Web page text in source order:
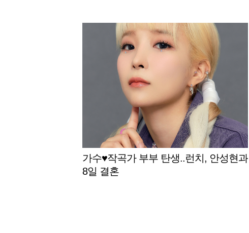
가수♥작곡가 부부 탄생..런치, 안성현과
8일 결혼